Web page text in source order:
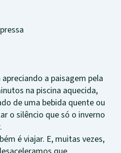
a paisagem pela
na piscina aquecida,
de uma bebida quente ou
o silêncio que só o inverno
é viajar. E, muitas vezes,